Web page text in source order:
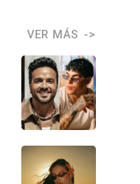
VER MÁS